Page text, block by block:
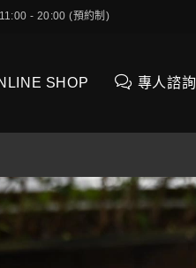
- 20:00 (預約制)
SHOP 專人諮詢